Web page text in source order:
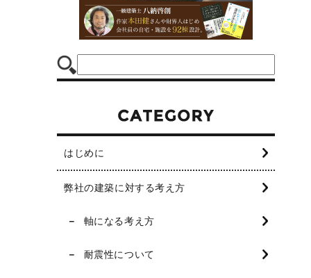
はじめに
弊社の建築に対する考え方
軸になる考え方
耐震性について